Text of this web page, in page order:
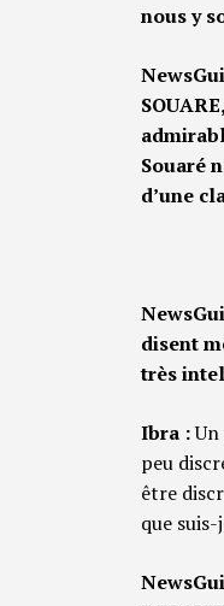
nous y
Souaré
d’une
disent
très
Ibra :Un
peu
être
que